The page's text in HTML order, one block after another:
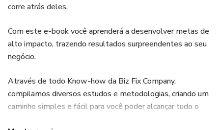
corre atrás deles.
Com este e-book você aprenderá a desenvolver metas de
alto impacto, trazendo resultados surpreendentes ao seu
negócio.
Através de todo Know-how da Biz Fix Company,
compilamos diversos estudos e metodologias, criando um
caminho simples e fácil para você poder alcançar tudo o